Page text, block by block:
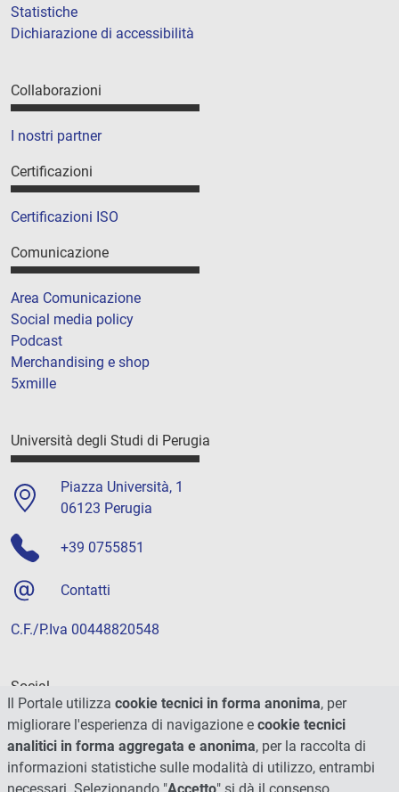
Statistiche
Dichiarazione di accessibilità
Collaborazioni
I nostri partner
Certificazioni
Certificazioni ISO
Comunicazione
Area Comunicazione
Social media policy
Podcast
Merchandising e shop
5xmille
Università degli Studi di Perugia
Piazza Università, 1
06123 Perugia
+39 0755851
Contatti
C.F./P.Iva 00448820548
Social
Il Portale utilizza cookie tecnici in forma anonima, per
migliorare l'esperienza di navigazione e cookie tecnici
analitici in forma aggregata e anonima, per la raccolta di
informazioni statistiche sulle modalità di utilizzo, entrambi